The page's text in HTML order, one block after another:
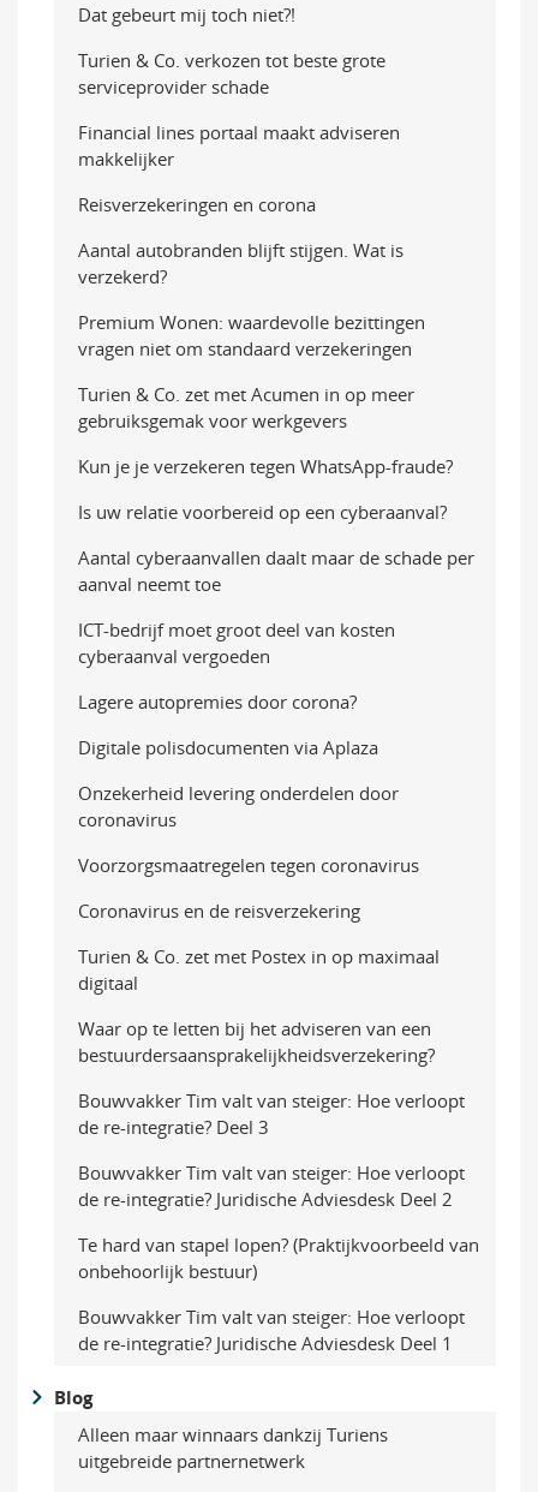
Dat gebeurt mij toch niet?!
Turien & Co. verkozen tot beste grote
serviceprovider schade
Financial lines portaal maakt adviseren
makkelijker
Reisverzekeringen en corona
Aantal autobranden blijft stijgen. Wat is
verzekerd?
Premium Wonen: waardevolle bezittingen
vragen niet om standaard verzekeringen
Turien & Co. zet met Acumen in op meer
gebruiksgemak voor werkgevers
Kun je je verzekeren tegen WhatsApp-fraude?
Is uw relatie voorbereid op een cyberaanval?
Aantal cyberaanvallen daalt maar de schade per
aanval neemt toe
ICT-bedrijf moet groot deel van kosten
cyberaanval vergoeden
Lagere autopremies door corona?
Digitale polisdocumenten via Aplaza
Onzekerheid levering onderdelen door
coronavirus
Voorzorgsmaatregelen tegen coronavirus
Coronavirus en de reisverzekering
Turien & Co. zet met Postex in op maximaal
digitaal
Waar op te letten bij het adviseren van een
bestuurders­aansprakelijkheidsverzekering?
Bouwvakker Tim valt van steiger: Hoe verloopt
de re-integratie? Deel 3
Bouwvakker Tim valt van steiger: Hoe verloopt
de re-integratie? Juridische Adviesdesk Deel 2
Te hard van stapel lopen? (Praktijkvoorbeeld van
onbehoorlijk bestuur)
Bouwvakker Tim valt van steiger: Hoe verloopt
de re-integratie? Juridische Adviesdesk Deel 1
Blog
Alleen maar winnaars dankzij Turiens
uitgebreide partnernetwerk